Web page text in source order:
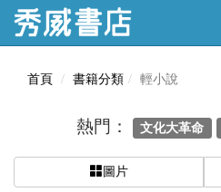
首頁 書籍分類 輕小說
熱門： 文化大革命
圖片